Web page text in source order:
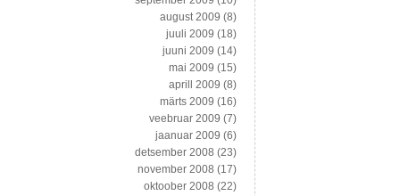
august 2009 (8)
juuli 2009 (18)
juuni 2009 (14)
mai 2009 (15)
aprill 2009 (8)
märts 2009 (16)
veebruar 2009 (7)
jaanuar 2009 (6)
detsember 2008 (23)
november 2008 (17)
oktoober 2008 (22)